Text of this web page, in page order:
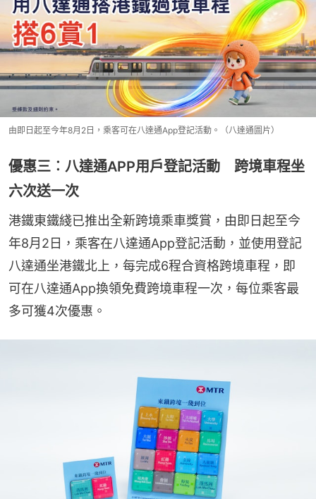
由即日起至今年8月2日，乘客可在八達通App登記活動。（八達通圖片）
優惠三︰八達通APP用戶登記活動 跨境車程坐
六次送一次
港鐵東鐵綫已推出全新跨境乘車獎賞，由即日起至今
年8月2日，乘客在八達通App登記活動，並使用登記
八達通坐港鐵北上，每完成6程合資格跨境車程，即
可在八達通App換領免費跨境車程一次，每位乘客最
多可獲4次優惠。